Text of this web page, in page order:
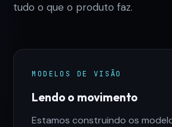
tudo o que o produto faz.
MODELOS DE VISÃO
Lendo o movimento
Estamos construindo os